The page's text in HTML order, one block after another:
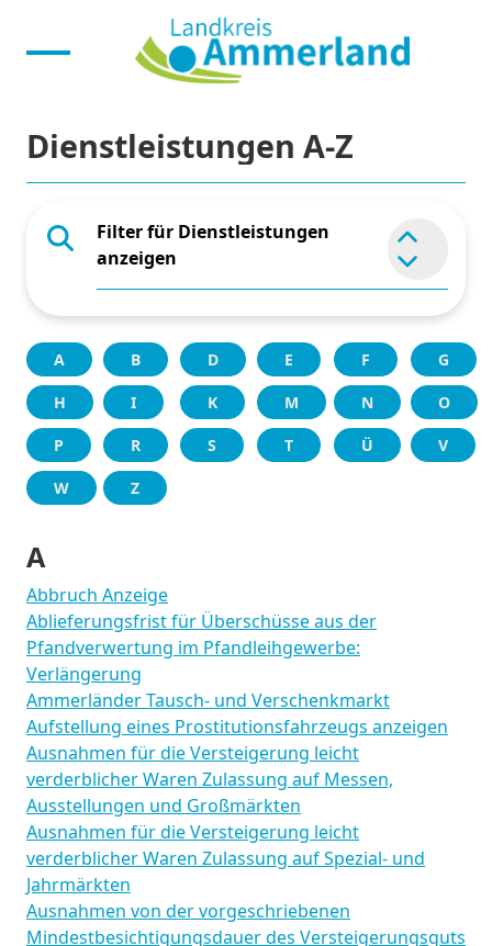
Dienstleistungen A-Z
Filter für Dienstleistungen
anzeigen
Element
A B D E F G
H I K M N O
P R S T Ü V
W Z
A
Abbruch Anzeige
Ablieferungsfrist für Überschüsse aus der
Pfandverwertung im Pfandleihgewerbe:
Verlängerung
Ammerländer Tausch- und Verschenkmarkt
Aufstellung eines Prostitutionsfahrzeugs anzeigen
Ausnahmen für die Versteigerung leicht
verderblicher Waren Zulassung auf Messen,
Ausstellungen und Großmärkten
Ausnahmen für die Versteigerung leicht
verderblicher Waren Zulassung auf Spezial- und
Jahrmärkten
Ausnahmen von der vorgeschriebenen
Mindestbesichtigungsdauer des Versteigerungsguts